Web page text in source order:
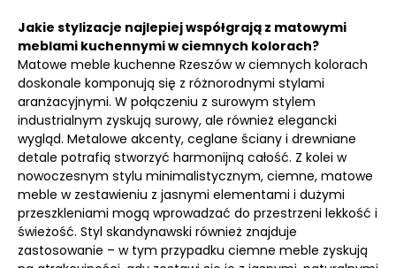
Jakie stylizacje najlepiej współgrają z matowymi
meblami kuchennymi w ciemnych kolorach?
Matowe meble kuchenne Rzeszów w ciemnych kolorach
doskonale komponują się z różnorodnymi stylami
aranżacyjnymi. W połączeniu z surowym stylem
industrialnym zyskują surowy, ale również elegancki
wygląd. Metalowe akcenty, ceglane ściany i drewniane
detale potrafią stworzyć harmonijną całość. Z kolei w
nowoczesnym stylu minimalistycznym, ciemne, matowe
meble w zestawieniu z jasnymi elementami i dużymi
przeszkleniami mogą wprowadzać do przestrzeni lekkość i
świeżość. Styl skandynawski również znajduje
zastosowanie – w tym przypadku ciemne meble zyskują